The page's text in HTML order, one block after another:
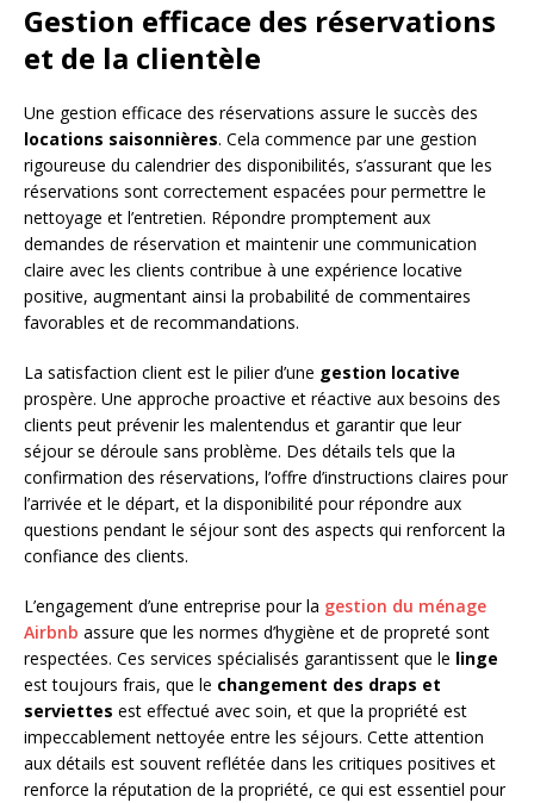
Gestion efficace des réservations
et de la clientèle
Une gestion efficace des réservations assure le succès des
locations saisonnières. Cela commence par une gestion
rigoureuse du calendrier des disponibilités, s’assurant que les
réservations sont correctement espacées pour permettre le
nettoyage et l’entretien. Répondre promptement aux
demandes de réservation et maintenir une communication
claire avec les clients contribue à une expérience locative
positive, augmentant ainsi la probabilité de commentaires
favorables et de recommandations.
La satisfaction client est le pilier d’une gestion locative
prospère. Une approche proactive et réactive aux besoins des
clients peut prévenir les malentendus et garantir que leur
séjour se déroule sans problème. Des détails tels que la
confirmation des réservations, l’offre d’instructions claires pour
l’arrivée et le départ, et la disponibilité pour répondre aux
questions pendant le séjour sont des aspects qui renforcent la
confiance des clients.
L’engagement d’une entreprise pour la gestion du ménage
Airbnb assure que les normes d’hygiène et de propreté sont
respectées. Ces services spécialisés garantissent que le linge
est toujours frais, que le changement des draps et
serviettes est effectué avec soin, et que la propriété est
impeccablement nettoyée entre les séjours. Cette attention
aux détails est souvent reflétée dans les critiques positives et
renforce la réputation de la propriété, ce qui est essentiel pour